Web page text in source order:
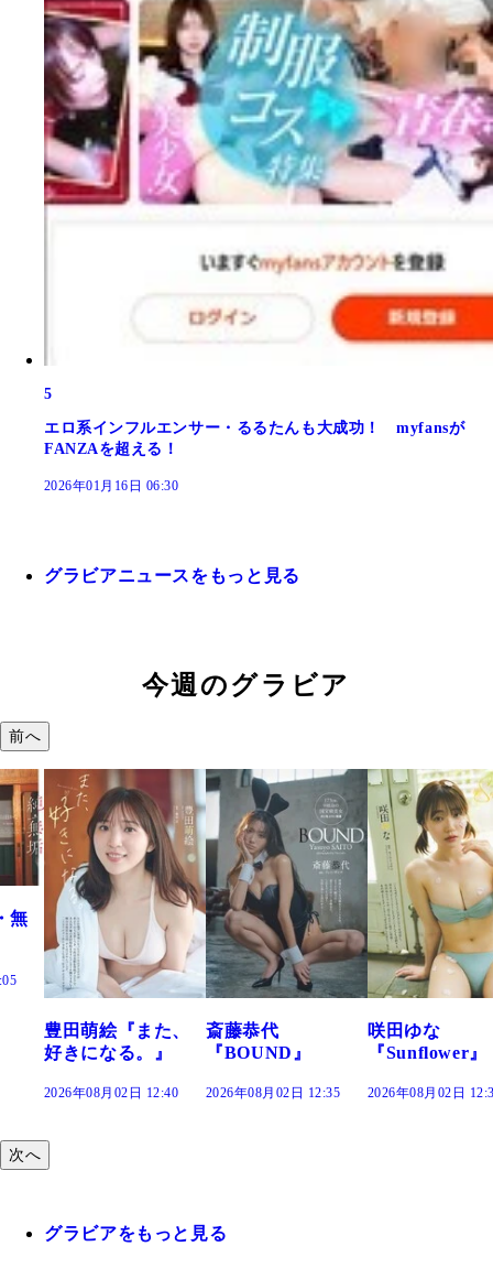
5
エロ系インフルエンサー・るるたんも大成功！ myfansが
FANZAを超える！
2026年01月16日 06:30
グラビアニュースをもっと見る
今週のグラビア
前へ
斎藤恭代
『BOUND』
2026年08月02日 12:35
咲田ゆな
『Sunflower』
2026年08月02日 12:30
藤水咲桜『花
だまり』
2026年08月02日
次へ
グラビアをもっと見る